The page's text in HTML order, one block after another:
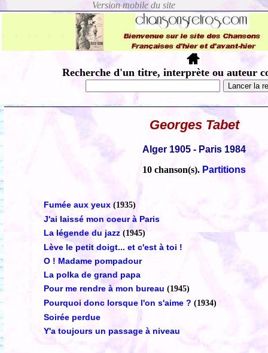
Recherche d'un titre, interprète ou auteur
Georges Tabet
Alger 1905 - Paris 1984
10 chanson(s). Partitions
Fumée aux yeux (1935)
J'ai laissé mon coeur à Paris
La légende du jazz (1945)
Lève le petit doigt... et c'est à toi !
O ! Madame pompadour
La polka de grand papa
Pour me rendre à mon bureau (1945)
Pourquoi donc lorsque l'on s'aime ? (1934)
Soirée perdue
Y'a toujours un passage à niveau